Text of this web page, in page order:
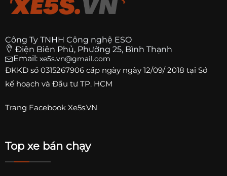
Công Ty TNHH Công nghệ ESO
Điện Biên Phủ, Phường 25, Bình Thạnh
Email: xe5s.vn@gmail.com
ĐKKD số 0315267906 cấp ngày ngày 12/09/ 2018 tại Sở
kế hoạch và Đầu tư TP. HCM
Trang Facebook Xe5s.VN
Top xe bán chạy